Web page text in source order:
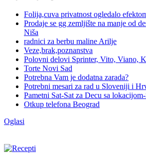
Folija,cuva privatnost ogledalo
Prodaje se gg zemljište na manje od
Niša
radnici za berbu maline Arilje
Veze,brak,poznanstva
Polovni delovi Sprinter, Vito, Viano,
Torte Novi Sad
Potrebna Vam je dodatna zarada?
Potrebni mesari za rad u Sloveniji i
Pametni Sat-Sat za Decu sa
Otkup telefona Beograd
Oglasi